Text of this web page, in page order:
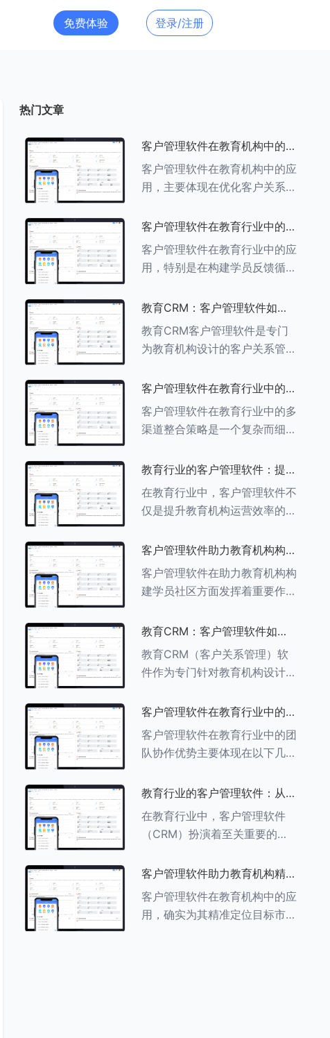
免费体验 登录/注册
热门文章
客户管理软件在教育机构中的应
用探索
客户管理软件在教育机构中的应
用，主要体现在优化客户关系管
作效率及促进业务增长等多个方
面。以下是对客户管理软件在教
育机构中应用的具体探索：
###一、
客户管理软件在教育行业中的学
员反馈循环机制
客户管理软件在教育行业中的应
用，特别是在构建学员反馈循环
用。以下是对客户管理软件在教
育行业中学员反馈循环机制的详
细分析： ###一、学员反馈循
环机制
教育CRM：客户管理软件如何
助力教育机构实现可持续发展
教育CRM客户管理软件是专门
为教育机构设计的客户关系管理
家长、教师及其他相关方的互
动，对教育机构实现可持续发展
具有重要意义。以下是教育
CRM如何助力教育
客户管理软件在教育行业中的多
渠道整合策略
客户管理软件在教育行业中的多
渠道整合策略是一个复杂而细致
多种渠道，提升教育机构的市场
竞争力、客户满意度和运营效
率。以下是对这一策略的具体分
析： ###
教育行业的客户管理软件：提升
家长参与度的关键
在教育行业中，客户管理软件不
仅是提升教育机构运营效率的重
促进家校合作的关键。以下将详
细探讨如何通过教育行业的客户
管理软件来提升家长的参与度。
###
客户管理软件助力教育机构构建
学员社区
客户管理软件在助力教育机构构
建学员社区方面发挥着重要作
述其助力作用： ###一、学员
信息管理 客户管理软件具备强
大的学员信息管理功能，能够集
中存储
教育CRM：客户管理软件如何
增强教育品牌影响力
教育CRM（客户关系管理）软
件作为专门针对教育机构设计的
影响力方面发挥着重要作用。以
下详细分析教育CRM软件如何
助力提升教育品牌影响力：
###一、
客户管理软件在教育行业中的团
队协作优势
客户管理软件在教育行业中的团
队协作优势主要体现在以下几个
与共享 客户管理软件作为强大
的信息存储库，能够整合并记录
学生的基本信息（如姓名、年
龄、联
教育行业的客户管理软件：从招
生到毕业的全方位管理
在教育行业中，客户管理软件
（CRM）扮演着至关重要的角
全方位管理，提升教育机构的管
理效率和学员满意度。以下是一
些适合教育行业的CRM软件及
其功能特点：
客户管理软件助力教育机构精准
定位目标市场
客户管理软件在教育机构中的应
用，确实为其精准定位目标市场